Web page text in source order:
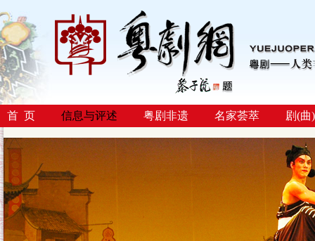
首 页 信息与评述 粤剧非遗 名家荟萃 剧(曲